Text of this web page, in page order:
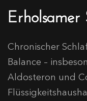
Erholsamer
Chronischer
Balance –
Aldosteron und